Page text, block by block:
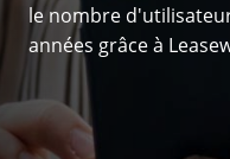
le nombre
années grâce à